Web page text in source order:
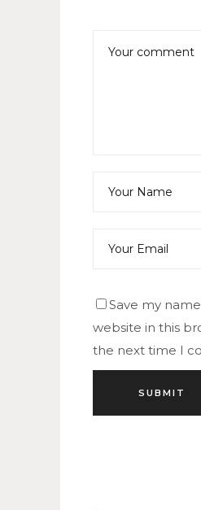
Save my
website in this
the next time I